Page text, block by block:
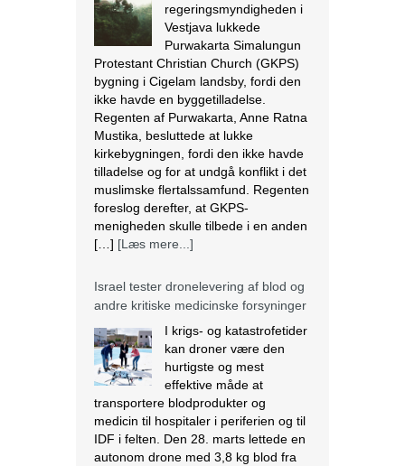
regeringsmyndigheden i
Vestjava lukkede
Purwakarta Simalungun
Protestant Christian Church (GKPS)
bygning i Cigelam landsby, fordi den
ikke havde en byggetilladelse.
Regenten af Purwakarta, Anne Ratna
Mustika, besluttede at lukke
kirkebygningen, fordi den ikke havde
tilladelse og for at undgå konflikt i det
muslimske flertalssamfund. Regenten
foreslog derefter, at GKPS-
menigheden skulle tilbede i en anden
[…] [Læs mere...]
Israel tester dronelevering af blod og
andre kritiske medicinske forsyninger
I krigs- og katastrofetider
kan droner være den
hurtigste og mest
effektive måde at
transportere blodprodukter og
medicin til hospitaler i periferien og til
IDF i felten. Den 28. marts lettede en
autonom drone med 3,8 kg blod fra